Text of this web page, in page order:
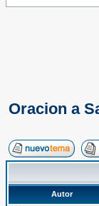
Oracion a
Autor